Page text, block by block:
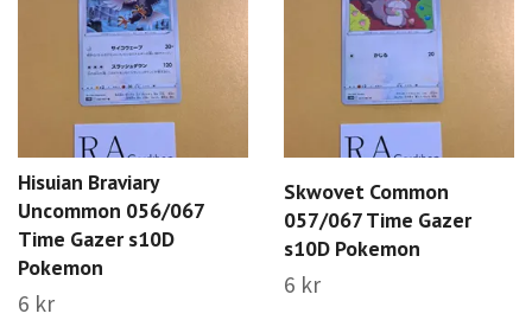
Hisuian Braviary
Uncommon 056/067
Time Gazer s10D
Pokemon
6 kr
Skwovet Common
057/067 Time Gazer
s10D Pokemon
6 kr